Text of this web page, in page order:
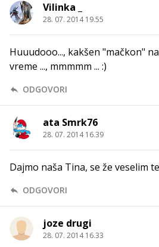
Vilinka _
28. 07. 2014 19.55
Huuudooo..., kakšen "mačkon"
vreme ..., mmmmm ... :)
ODGOVORI
ata Smrk76
28. 07. 2014 16.39
Dajmo naša Tina, se že veselim
ODGOVORI
joze drugi
28. 07. 2014 16.33